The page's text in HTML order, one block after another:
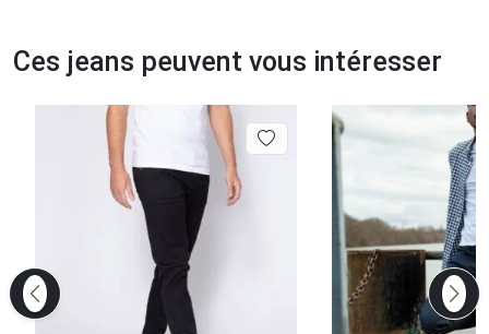
Ces jeans peuvent vous intéresser